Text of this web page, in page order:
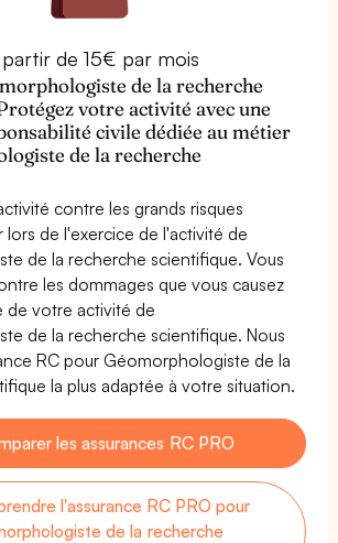
de 15€ par mois
de la recherche
votre activité avec une
civile dédiée au métier
de la recherche
contre les grands risques
lors de l'exercice de l'activité de
de la recherche scientifique. Vous
les dommages que vous causez
de votre activité de
de la recherche scientifique. Nous
RC pour Géomorphologiste de la
la plus adaptée à votre situation.
les assurances RC PRO
l'assurance RC PRO pour
de la recherche